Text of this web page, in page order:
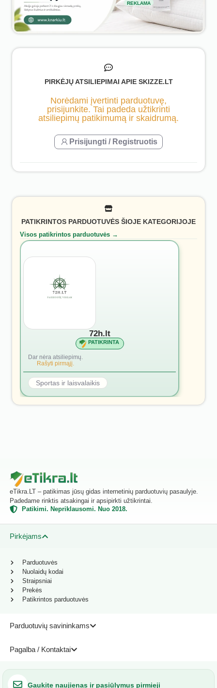
REKLAMA
PIRKĖJŲ ATSILIEPIMAI APIE SKIZZE.LT
Norėdami įvertinti parduotuvę,
prisijunkite. Tai padeda užtikrinti
atsiliepimų patikimumą ir skaidrumą.
Prisijungti / Registruotis
PATIKRINTOS PARDUOTUVĖS ŠIOJE KATEGORIJOJE
Visos patikrintos parduotuvės →
72h.lt
PATIKRINTA
Dar nėra atsiliepimų.
Rašyti pirmąjį.
Sportas ir laisvalaikis
eTikra.LT – patikimas jūsų gidas internetinių parduotuvių pasaulyje.
Padedame rinktis atsakingai ir apsipirkti užtikrintai.
Patikimi. Nepriklausomi. Nuo 2018.
Pirkėjams
Parduotuvių savininkams
Pagalba / Kontaktai
Parduotuvės
Nuolaidų kodai
Straipsniai
Prekės
Patikrintos parduotuvės
Gaukite naujienas ir pasiūlymus pirmieji